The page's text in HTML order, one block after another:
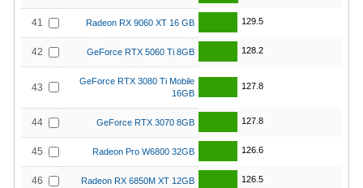
41 Radeon RX 9060 XT 16 GB 129.5
42 GeForce RTX 5060 Ti 8GB 128.2
43
GeForce RTX 3080 Ti Mobile
16GB
127.8
44 GeForce RTX 3070 8GB 127.8
45 Radeon Pro W6800 32GB 126.6
46 Radeon RX 6850M XT 12GB 126.5